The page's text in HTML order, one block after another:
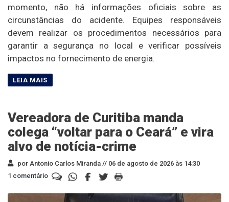
momento, não há informações oficiais sobre as
circunstâncias do acidente. Equipes responsáveis
devem realizar os procedimentos necessários para
garantir a segurança no local e verificar possíveis
impactos no fornecimento de energia.
Vereadora de Curitiba manda
colega “voltar para o Ceará” e vira
alvo de notícia-crime
por Antonio Carlos Miranda // 06 de agosto de 2026 às 14:30
1 comentário